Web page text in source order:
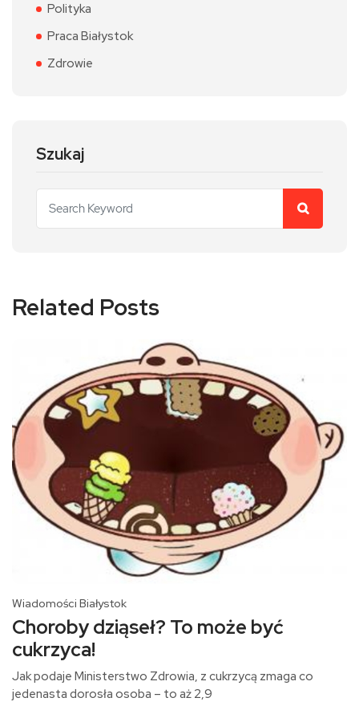
Polityka
Praca Białystok
Zdrowie
Szukaj
Related Posts
Wiadomości Białystok
Choroby dziąseł? To może być
cukrzyca!
Jak podaje Ministerstwo Zdrowia, z cukrzycą zmaga co
jedenasta dorosła osoba – to aż 2,9